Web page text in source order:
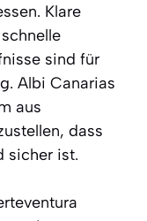
Klare
sind für
Albi Canarias
aus
dass
sicher ist.